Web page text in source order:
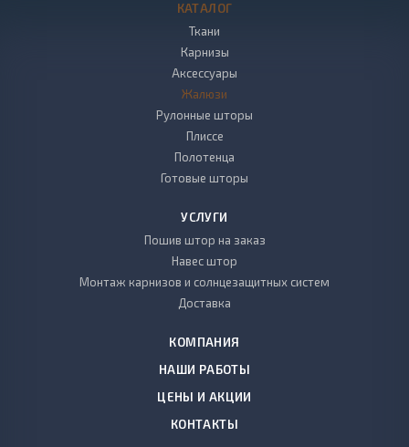
КАТАЛОГ
Ткани
Карнизы
Аксессуары
Жалюзи
Рулонные шторы
Плиссе
Полотенца
Готовые шторы
УСЛУГИ
Пошив штор на заказ
Навес штор
Монтаж карнизов и солнцезащитных систем
Доставка
КОМПАНИЯ
НАШИ РАБОТЫ
ЦЕНЫ И АКЦИИ
КОНТАКТЫ